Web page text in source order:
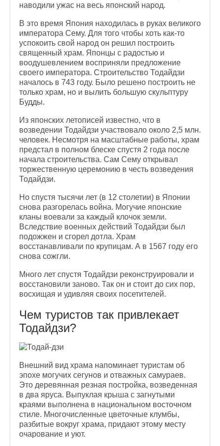
наводили ужас на весь японский народ.
В это время Япония находилась в руках великого
императора Сему. Для того чтобы хоть как-то
успокоить свой народ он решил построить
священный храм. Японцы с радостью и
воодушевлением восприняли предложение
своего императора. Строительство Тодайдзи
началось в 743 году. Было решено построить не
только храм, но и вылить большую скульптуру
Будды.
Из японских летописей известно, что в
возведении Тодайдзи участвовало около 2,5 млн.
человек. Несмотря на масштабные работы, храм
предстал в полном блеске спустя 2 года после
начала строительства. Сам Сему открывал
торжественную церемонию в честь возведения
Тодайдзи.
Но спустя тысячи лет (в 12 столетии) в Японии
снова разгорелась война. Могучие японские
кланы воевали за каждый клочок земли.
Вследствие военных действий Тодайдзи был
подожжен и сгорел дотла. Храм
восстанавливали по крупицам. А в 1567 году его
снова сожгли.
Много лет спустя Тодайдзи реконструировали и
восстановили заново. Так он и стоит до сих пор,
восхищая и удивляя своих посетителей.
Чем туристов так привлекает
Тодайдзи?
Внешний вид храма напоминает туристам об
эпохе могучих сегунов и отважных самураев.
Это деревянная резная постройка, возведенная
в два яруса. Выпуклая крыша с загнутыми
краями выполнена в национальном восточном
стиле. Многочисленные цветочные клумбы,
разбитые вокруг храма, придают этому месту
очарование и уют.